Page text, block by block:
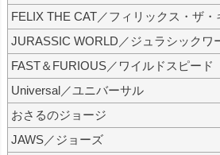
FELIX THE CAT／フィリックス・ザ・
JURASSIC WORLD／ジュラシックワ
FAST＆FURIOUS／ワイルドスピード
Universal／ユニバーサル
おさるのジョージ
JAWS／ジョーズ